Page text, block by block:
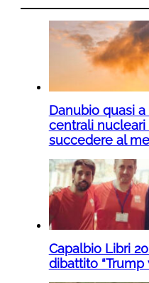
Danubio quasi
centrali nucleari
succedere al
Capalbio Libri
dibattito “Trump